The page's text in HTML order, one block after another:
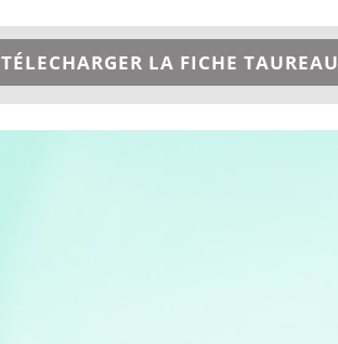
TÉLECHARGER LA FICHE TAUREAU